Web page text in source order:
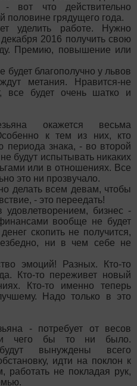
вот что действительно
половине грядущего года.
уделить работе. Нужно
2016 получить свою
Премию, повышение или
благополучно у львов
метания. Нравится-не
все будет очень шатко и
окажется весьма
к тем из них, кто
периода знака, - во второй
будут испытывать никаких
или в отношениях. Все
это ни прозвучало.
делать всем девам, чтобы
- это переедать!
удовлетворением, бизнес -
вообще не будет
скопить не получится,
ни в чем себе не
эмоций! Разных. Кто-то
Кто-то переживет новый
Кто-то именно теперь
Надо только в это
- потребует от весов
чего бы то ни было.
вынуждены всего
идти на поклон к
работать не покладая рук,